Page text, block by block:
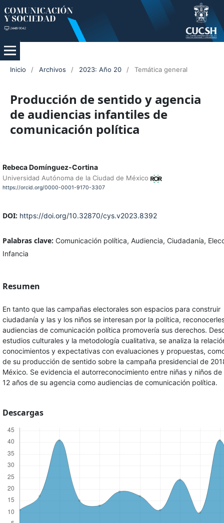
Inicio / Archivos / 2023: Año 20 / Temática general
Producción de sentido y agencia
de audiencias infantiles de
comunicación política
Rebeca Domínguez-Cortina
Universidad Autónoma de la Ciudad de México
https://orcid.org/0000-0001-9170-3307
DOI: https://doi.org/10.32870/cys.v2023.8392
Palabras clave: Comunicación política, Audiencia, Ciudadanía,
Infancia
Resumen
En tanto que las campañas electorales son espacios para construir
ciudadanía y las y los niños se interesan por la política,
audiencias de comunicación política promovería sus derechos.
estudios culturales y la metodología cualitativa, se analiza la
conocimientos y expectativas con evaluaciones y propuestas,
de su producción de sentido sobre la campaña presidencial de
México. Se evidencia el autorreconocimiento entre niñas y niños de
12 años de su agencia como audiencias de comunicación política.
Descargas